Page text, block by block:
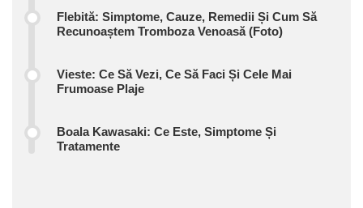
Flebită: Simptome, Cauze, Remedii Și Cum Să
Recunoaștem Tromboza Venoasă (foto)
Vieste: Ce Să Vezi, Ce Să Faci Și Cele Mai
Frumoase Plaje
Boala Kawasaki: Ce Este, Simptome Și
Tratamente